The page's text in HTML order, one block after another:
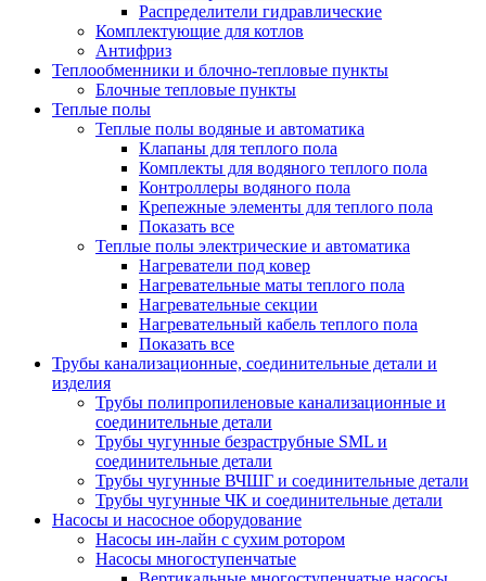
Распределители гидравлические
Комплектующие для котлов
Антифриз
Теплообменники и блочно-тепловые пункты
Блочные тепловые пункты
Теплые полы
Теплые полы водяные и автоматика
Клапаны для теплого пола
Комплекты для водяного теплого пола
Контроллеры водяного пола
Крепежные элементы для теплого пола
Показать все
Теплые полы электрические и автоматика
Нагреватели под ковер
Нагревательные маты теплого пола
Нагревательные секции
Нагревательный кабель теплого пола
Показать все
Трубы канализационные, соединительные детали и
изделия
Трубы полипропиленовые канализационные и
соединительные детали
Трубы чугунные безраструбные SML и
соединительные детали
Трубы чугунные ВЧШГ и соединительные детали
Трубы чугунные ЧК и соединительные детали
Насосы и насосное оборудование
Насосы ин-лайн с сухим ротором
Насосы многоступенчатые